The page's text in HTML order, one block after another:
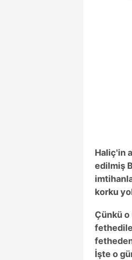
Haliç'in
edilmiş
korku
Çünkü
İşte o